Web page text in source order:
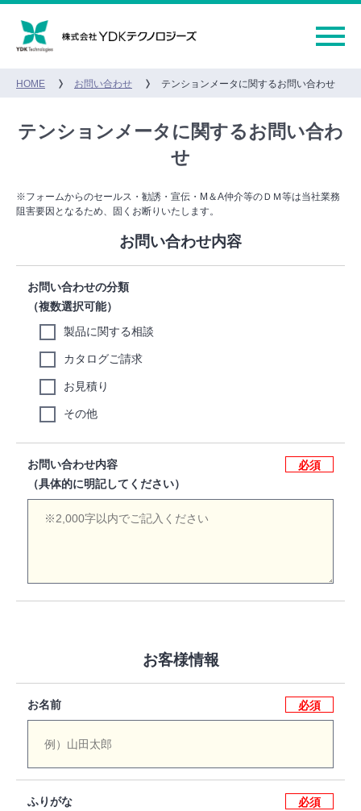
HOME お問い合わせ テンションメータに関するお問い合わせ
テンションメータに関するお問い合わ
せ
※フォームからのセールス・勧誘・宣伝・M＆A仲介等のＤＭ等は当社業務
阻害要因となるため、固くお断りいたします。
お問い合わせ内容
お問い合わせの分類
（複数選択可能）
製品に関する相談
カタログご請求
お見積り
その他
お問い合わせ内容
（具体的に明記してください）
必須
お客様情報
お名前 必須
ふりがな 必須